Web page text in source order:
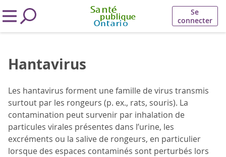
Se
connecter
Hantavirus
Les hantavirus forment une famille de virus transmis
surtout par les rongeurs (p. ex., rats, souris). La
contamination peut survenir par inhalation de
particules virales présentes dans l’urine, les
excréments ou la salive de rongeurs, en particulier
lorsque des espaces contaminés sont perturbés lors